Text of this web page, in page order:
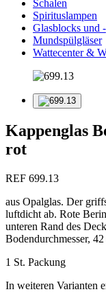
Schalen
Spirituslampen
Glasblocks und
Mundspülgläser
Wattecenter &
Kappenglas
rot
REF 699.13
aus Opalglas. Der
luftdicht ab. Rote
unteren Rand des
Bodendurchmesser,
1 St. Packung
In weiteren Varianten